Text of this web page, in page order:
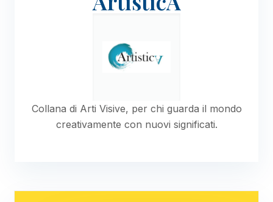
Collana di Arti Visive, per chi guarda il mondo
creativamente con nuovi significati.